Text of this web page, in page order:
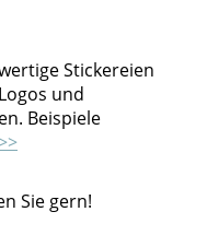
Stickereien
und
Beispiele
Sie gern!